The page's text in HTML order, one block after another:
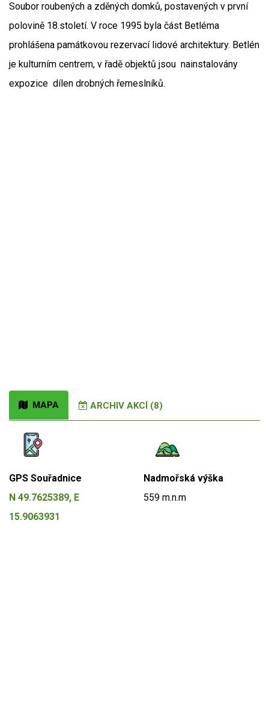
Soubor roubených a zděných domků, postavených v první
polovině 18.století. V roce 1995 byla část Betléma
prohlášena památkovou rezervací lidové architektury. Betlén
je kulturním centrem, v řadě objektů jsou nainstalovány
expozice dílen drobných řemeslníků.
MAPA ARCHIV AKCÍ (8)
GPS Souřadnice
N 49.7625389, E
15.9063931
Nadmořská výška
559 m.n.m